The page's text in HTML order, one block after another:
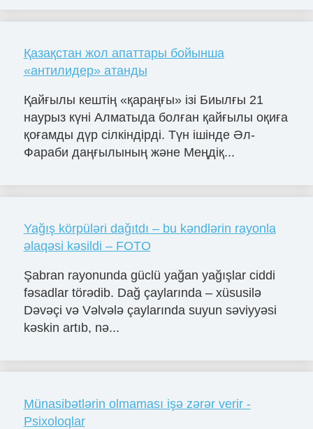
Қазақстан жол апаттары бойынша
«антилидер» атанды
Қайғылы кештің «қараңғы» ізі Биылғы 21
наурыз күні Алматыда болған қайғылы оқиға
қоғамды дүр сілкіндірді. Түн ішінде Әл-
Фараби даңғылының және Меңдіқ...
Yağış körpüləri dağıtdı – bu kəndlərin rayonla
əlaqəsi kəsildi – FOTO
Şabran rayonunda güclü yağan yağışlar ciddi
fəsadlar törədib. Dağ çaylarında – xüsusilə
Dəvəçi və Vəlvələ çaylarında suyun səviyyəsi
kəskin artıb, nə...
Münasibətlərin olmaması işə zərər verir -
Psixoloqlar